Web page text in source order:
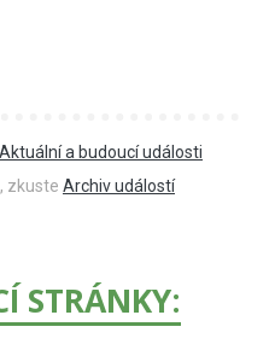
Aktuální a budoucí události
zkuste Archiv událostí
STRÁNKY: